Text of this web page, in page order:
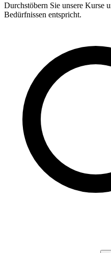
Durchstöbern Sie unsere Kurse
Bedürfnissen entspricht.